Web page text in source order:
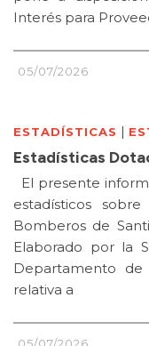
Interés para
05/07/2026
ESTADÍSTICAS |
Estadísticas
El presente
estadísticos
Bomberos de
Elaborado por la
Departamento de
relativa a